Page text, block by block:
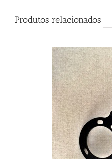
Produtos relacionados